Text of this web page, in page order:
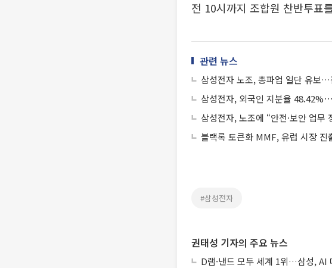
전 10시까지 조합원 찬반투표
관련 뉴스
삼성전자 노조, 총파업 일단 유보
삼성전자, 외국인 지분율
삼성전자, 노조에 “안전·보안 업무
블랙록 토큰화 MMF, 유럽 시장 진
#삼성전자
권태성 기자의 주요 뉴스
D램·낸드 모두 세계 1위…삼성, AI